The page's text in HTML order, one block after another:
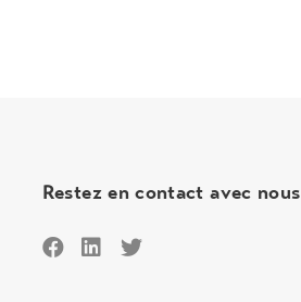
Restez en contact avec nous